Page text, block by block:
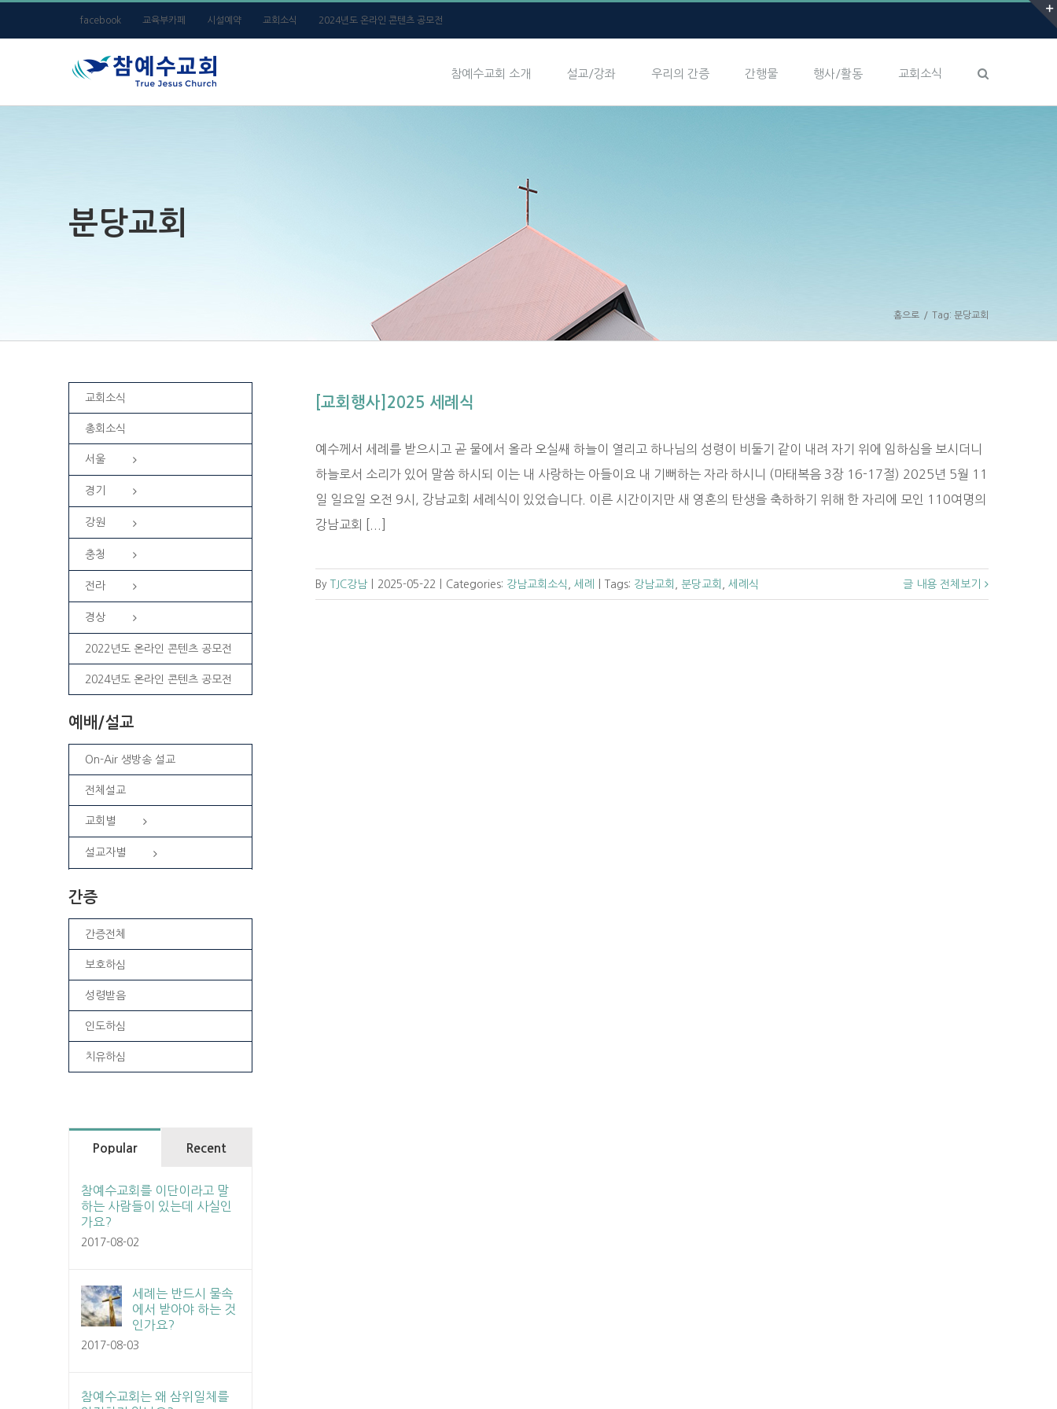
to
facebook 교육부카페 시설예약 교회소식 2024년도 온라인 콘텐츠 공모전
참예수교회 소개 설교/강좌 우리의 간증 간행물 행사/활동 교회소식
분당교회
홈으로 / Tag: 분당교회
[교회행사]2025 세례식
예수께서 세례를 받으시고 곧 물에서 올라 오실쌔 하늘이 열리고 하나님의 성령이 비둘기 같이 내려 자기 위에 임하심을 보시더니
하늘로서 소리가 있어 말씀 하시되 이는 내 사랑하는 아들이요 내 기뻐하는 자라 하시니 (마태복음 3장 16-17절) 2025년 5월 11
일 일요일 오전 9시, 강남교회 세례식이 있었습니다. 이른 시간이지만 새 영혼의 탄생을 축하하기 위해 한 자리에 모인 110여명의
강남교회 [...]
By TJC강남 2025-05-22 Categories: 강남교회소식 세례 Tags: 강남교회 분당교회 세례식 글 내용 전체보기
교회소식
총회소식
서울
경기
강원
충청
전라
경상
2022년도 온라인 콘텐츠 공모전
2024년도 온라인 콘텐츠 공모전
예배/설교
On-Air 생방송 설교
전체설교
교회별
설교자별
간증
간증전체
보호하심
성령받음
인도하심
치유하심
Popular Recent
참예수교회를 이단이라고 말
하는 사람들이 있는데 사실인
가요?
2017-08-02
세례는 반드시 물속
에서 받아야 하는 것
인가요?
2017-08-03
참예수교회는 왜 삼위일체를